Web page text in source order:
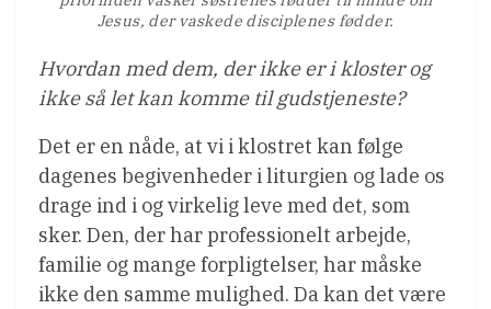
Jesus, der vaskede disciplenes fødder.
Hvordan med dem, der ikke er i kloster og
ikke så let kan komme til gudstjeneste?
Det er en nåde, at vi i klostret kan følge
dagenes begivenheder i liturgien og lade os
drage ind i og virkelig leve med det, som
sker. Den, der har professionelt arbejde,
familie og mange forpligtelser, har måske
ikke den samme mulighed. Da kan det være